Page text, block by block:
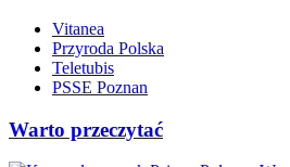
Vitanea
Przyroda Polska
Teletubis
PSSE Poznan
Warto przeczytać